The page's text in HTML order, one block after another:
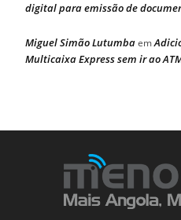
digital para emissão de
Miguel Simão Lutumbaem
Multicaixa Express sem ir ao